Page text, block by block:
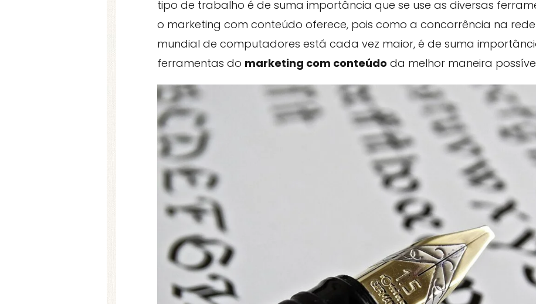
tipo de trabalho é de suma importância que se use as diversas
o marketing com conteúdo oferece, pois como a concorrência na rede
mundial de computadores está cada vez maior, é de suma
ferramentas do marketing com conteúdo da melhor maneira